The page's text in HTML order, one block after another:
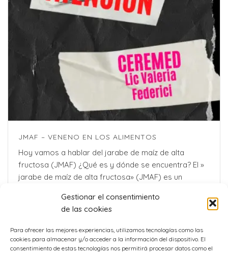
Gestionar el consentimiento
de las cookies
Para ofrecer las mejores experiencias, utilizamos tecnologías como las
cookies para almacenar y/o acceder a la información del dispositivo. El
consentimiento de estas tecnologías nos permitirá procesar datos como el
JMAF – VENENO EN LOS ALIMENTOS
Hoy vamos a hablar del jarabe de maíz de alta
fructosa (JMAF) ¿Qué es y dónde se encuentra? El »
jarabe de maíz de alta fructosa» (JMAF) es un